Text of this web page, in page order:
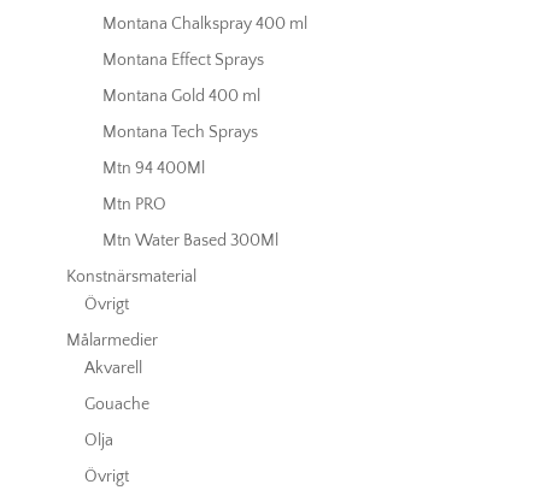
Montana Chalkspray 400 ml
Montana Effect Sprays
Montana Gold 400 ml
Montana Tech Sprays
Mtn 94 400Ml
Mtn PRO
Mtn Water Based 300Ml
Konstnärsmaterial
Övrigt
Målarmedier
Akvarell
Gouache
Olja
Övrigt